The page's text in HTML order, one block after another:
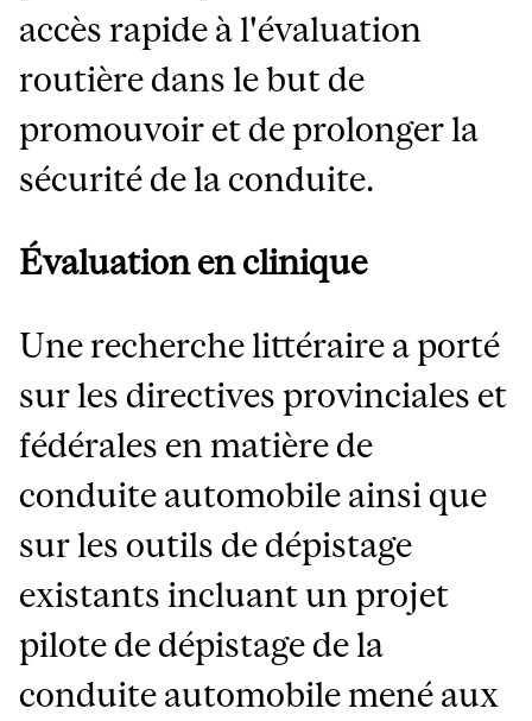
accès rapide à l'évaluation
routière dans le but de
promouvoir et de prolonger la
sécurité de la conduite.
Évaluation en clinique
Une recherche littéraire a porté
sur les directives provinciales et
fédérales en matière de
conduite automobile ainsi que
sur les outils de dépistage
existants incluant un projet
pilote de dépistage de la
conduite automobile mené aux